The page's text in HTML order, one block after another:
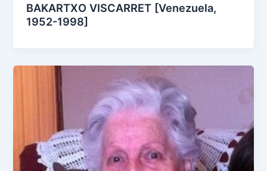
BAKARTXO VISCARRET [Venezuela,
1952-1998]